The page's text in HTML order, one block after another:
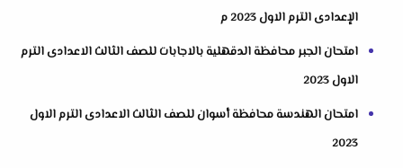
الإعدادى الترم الاول 2023 م
امتحان الجبر محافظة الدقهلية بالاجابات للصف الثالث الاعدادى الترم
الاول 2023
امتحان الهندسة محافظة أسوان للصف الثالث الاعدادى الترم الاول
2023